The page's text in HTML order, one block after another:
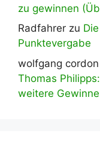
zu gewinnen
Radfahrer zu
Punktevergabe
wolfgang cordon
Thomas
weitere Gewinne